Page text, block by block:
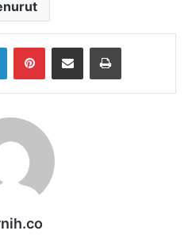
LinkedInPinterestShare via Email Print